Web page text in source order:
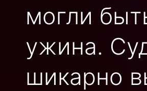
могли
ужина.
шикарно